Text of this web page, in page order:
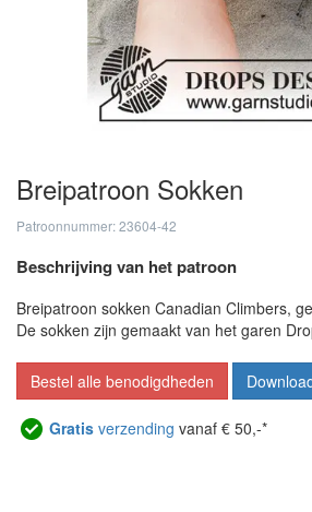
Breipatroon Sokken
Patroonnummer: 23604-42
Beschrijving van het patroon
Breipatroon sokken Canadian Climbers,
De sokken zijn gemaakt van het garen
Bestel alle benodigdheden
Gratis verzending vanaf € 50,-*